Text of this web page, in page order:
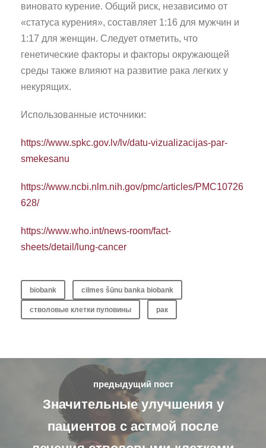
виновато курение. Общий риск, независимо от
«статуса курения», составляет 1:16 для мужчин и
1:17 для женщин. Следует отметить, что
генетические факторы и факторы окружающей
среды также влияют на развитие рака легких у
некурящих.
Использованные источники:
https://www.spkc.gov.lv/lv/datu-vizualizacijas-par-
smekesanu
https://www.ncbi.nlm.nih.gov/pmc/articles/PMC10726
628/
https://www.who.int/news-room/fact-
sheets/detail/lung-cancer
biobank cilmes šūnu banka biobank
стволовые клетки пуповины рак
предыдущий пост
Значительные улучшения у
пациентов с астмой после